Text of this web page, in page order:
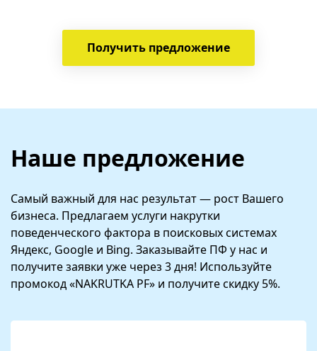
Получить предложение
Наше предложение
Самый важный для нас результат — рост Вашего
бизнеса. Предлагаем услуги накрутки
поведенческого фактора в поисковых системах
Яндекс, Google и Bing. Заказывайте ПФ у нас и
получите заявки уже через 3 дня! Используйте
промокод «NAKRUTKA PF» и получите скидку 5%.